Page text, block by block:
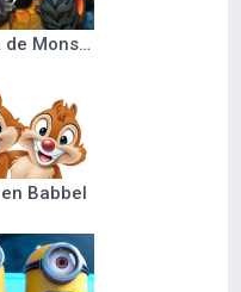
Blaze en de Monsterwielen
Babbel